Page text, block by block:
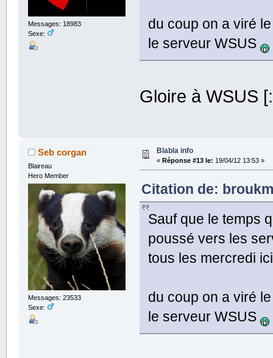
Messages: 18983
Sexe:
du coup on a viré
le serveur WSUS
Gloire à WSUS
Seb corgan
Blaireau
Hero Member
Messages: 23533
Sexe:
Blabla info
« Réponse #13 le: 19/04/12 13:53 »
Citation de:
Sauf que le temps
poussé vers les
tous les mercredi
du coup on a viré
le serveur WSUS